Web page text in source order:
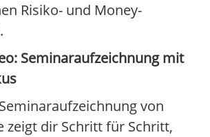
Risiko- und Money-
Seminaraufzeichnung mit
von
zeigt dir Schritt für Schritt,